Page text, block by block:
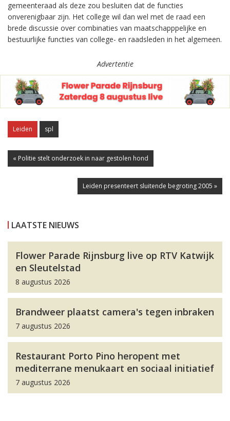
gemeenteraad als deze zou besluiten dat de functies
onverenigbaar zijn. Het college wil dan wel met de raad een
brede discussie over combinaties van maatschapppelijke en
bestuurlijke functies van college- en raadsleden in het algemeen.
Advertentie
Leiden spl
« Politie stelt onderzoek in naar gestolen hond
Leiden presenteert sluitende begroting 2005 »
LAATSTE NIEUWS
Flower Parade Rijnsburg live op RTV Katwijk
en Sleutelstad
8 augustus 2026
Brandweer plaatst camera's tegen inbraken
7 augustus 2026
Restaurant Porto Pino heropent met
mediterrane menukaart en sociaal initiatief
7 augustus 2026